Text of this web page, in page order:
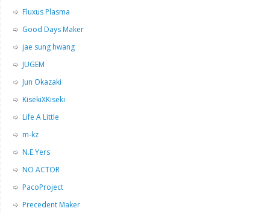
Fluxus Plasma
Good Days Maker
jae sung hwang
JUGEM
Jun Okazaki
KisekiXKiseki
Life A Little
m-kz
N.E.Yers
NO ACTOR
PacoProject
Precedent Maker